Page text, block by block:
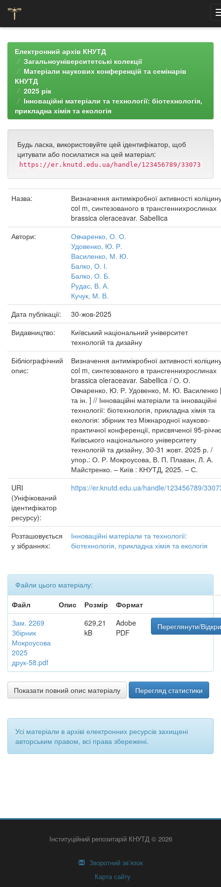
navigationЕлектронний архів КНУТД
Загальноуніверситетські колекції
Матеріали наукових конференцій та семінарів
КНУТД
2025 рік
Інноваційні матеріали та технології: біотехнологія,
прикладна хімія та екологія
Будь ласка, використовуйте цей ідентифікатор, щоб
цитувати або посилатися на цей матеріал:
https://er.knutd.edu.ua/handle/123456789/33073
Назва:
Визначення антимікробної активності
col m, синтезованого в трансгеннихрослинах
brassica oleraceavar. Sabellica
Автори:
Овчаренко, О. О.
Удовенко, Ю. Р.
Василенко, М. Ю.
Балко, О. І.
Балко, О. Б.
Рудас, В. А.
Кучук, М. В.
Дата публікації:
30-жов-2025
Видавництво:
Київський національний університет
технологій та дизайну
Бібліографічний
опис:
Визначення антимікробної активності
col m, синтезованого в трансгеннихрослинах
brassica oleraceavar. Sabellica / О. О.
Овчаренко, Ю. Р. Удовенко, М. Ю. Василенко
та ін. ] // Інноваційні матеріали та інноваційні
технології: біотехнологія, прикладна хімія та
екологія: збірник тез Міжнародної науково-
практичної конференції, присвяченої 95-
Київського національного університету
технологій та дизайну, 30-31 жовт. 2025 р. /
упор.: О. Р. Мокроусова, В. П. Плаван, Л. А.
Майстренко. – Київ : КНУТД, 2025. – С.
URI
(Уніфікований
ідентифікатор
ресурсу):
https://er.knutd.edu.ua/handle/123456789/
Розташовується
у зібраннях:
Інноваційні матеріали та технології:
біотехнологія, прикладна хімія та екологія
Файли цього матеріалу:
Файл
Опис Розмір
Формат
Зам. 2269
Збірник
Мокроусова
2025
друк-58.pdf
629,21
kB
Adobe
PDF
Переглянути/
Показати повний опис матеріалу Перегляд статистики
Усі матеріали в архіві електронних ресурсів захищені
авторським правом, всі права збережені.
Інституційний репозитарій КНУТД © 2026
Зворотний зв’язок
Карта сайту